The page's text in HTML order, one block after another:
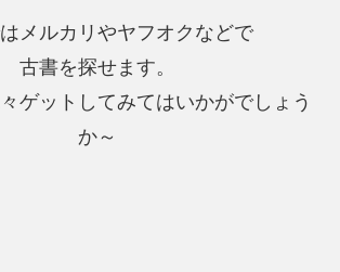
メルカリやヤフオクなどで
古書を探せます。
ゲットしてみてはいかがでしょう
か～